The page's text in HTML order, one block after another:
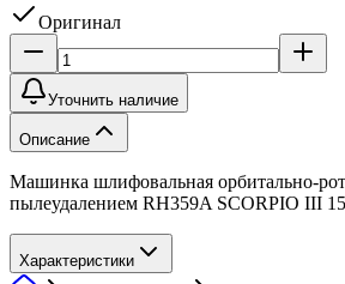
Оригинал
Уточнить наличие
Описание
Машинка шлифовальная орбитально-
пылеудалением RH359A SCORPIO III
Характеристики